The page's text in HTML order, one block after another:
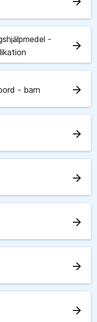
-
arrow_forward
- barn arrow_forward
arrow_forward
arrow_forward
arrow_forward
arrow_forward
arrow_forward